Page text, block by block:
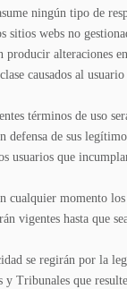
ningún tipo de
sitios webs no
producir
causados al
términos de uso
de sus
usuarios que
momento
vigentes hasta que
se regirán por la
Tribunales que